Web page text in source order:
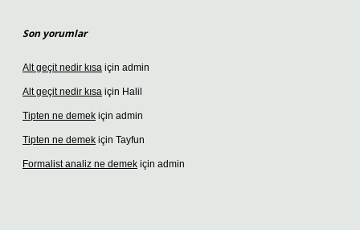
Son yorumlar
Alt geçit nedir kısa için admin
Alt geçit nedir kısa için Halil
Tipten ne demek için admin
Tipten ne demek için Tayfun
Formalist analiz ne demek için admin